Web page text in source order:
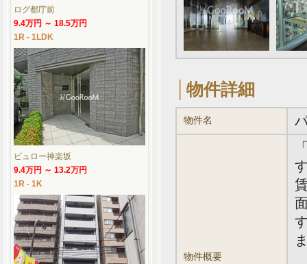
物件詳細
物件名
物件概要
ログ都庁前
9.4万円 ～ 18.5万円
1R - 1LDK
ビュロー神楽坂
9.4万円 ～ 13.2万円
1R - 1K